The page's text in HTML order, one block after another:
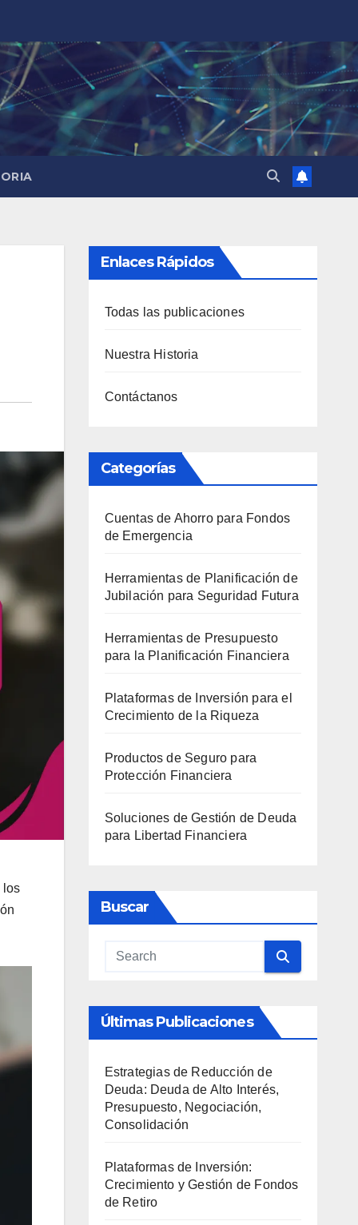
los
Enlaces Rápidos
Todas las publicaciones
Nuestra Historia
Contáctanos
Categorías
Cuentas de Ahorro para Fondos
de Emergencia
Herramientas de Planificación de
Jubilación para Seguridad Futura
Herramientas de Presupuesto
para la Planificación Financiera
Plataformas de Inversión para el
Crecimiento de la Riqueza
Productos de Seguro para
Protección Financiera
Soluciones de Gestión de Deuda
para Libertad Financiera
Buscar
Últimas Publicaciones
Estrategias de Reducción de
Deuda: Deuda de Alto Interés,
Presupuesto, Negociación,
Consolidación
Plataformas de Inversión:
Crecimiento y Gestión de Fondos
de Retiro